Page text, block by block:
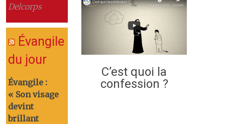
Delcorps
Évangile
du jour
Évangile :
« Son visage
devint
brillant
C’est quoi la
confession ?